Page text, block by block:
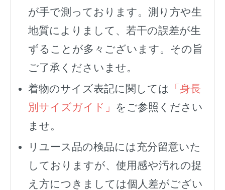
が手で測っております。測り方や生
地質によりまして、若干の誤差が生
ずることが多々ございます。その旨
ご了承くださいませ。
着物のサイズ表記に関しては
「身長
別サイズガイド」 をご参照ください
ませ。
リユース品の検品には充分留意いた
しておりますが、使用感や汚れの捉
え方につきましては個人差がござい